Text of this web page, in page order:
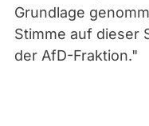
Grundlage
Stimme auf dieser
der AfD-Fraktion."